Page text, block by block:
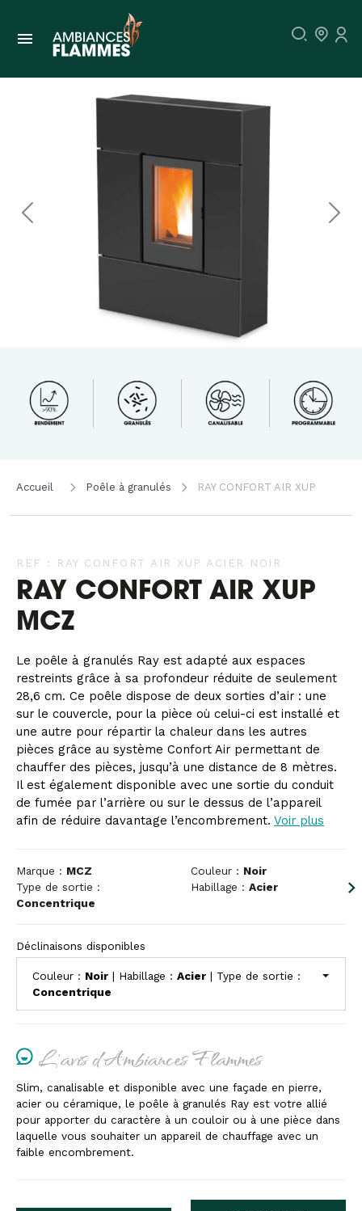
Accueil Poêle à granulés RAY CONFORT AIR XUP
REF : RAY CONFORT AIR XUP ACIER NOIR
RAY CONFORT AIR XUP
MCZ
Le poêle à granulés Ray est adapté aux espaces
restreints grâce à sa profondeur réduite de seulement
28,6 cm. Ce poêle dispose de deux sorties d’air : une
sur le couvercle, pour la pièce où celui-ci est installé et
une autre pour répartir la chaleur dans les autres
pièces grâce au système Confort Air permettant de
chauffer des pièces, jusqu’à une distance de 8 mètres.
Il est également disponible avec une sortie du conduit
de fumée par l’arrière ou sur le dessus de l’appareil
afin de réduire davantage l’encombrement. Voir plus
Marque : MCZ
Type de sortie :
Concentrique
Couleur : Noir
Habillage : Acier
Déclinaisons disponibles
Couleur : Noir | Habillage :Acier | Type de sortie :
Concentrique
L'avis d'Ambiances Flammes
Slim, canalisable et disponible avec une façade en pierre,
acier ou céramique, le poêle à granulés Ray est votre allié
pour apporter du caractère à un couloir ou à une pièce dans
laquelle vous souhaiter un appareil de chauffage avec un
faible encombrement.